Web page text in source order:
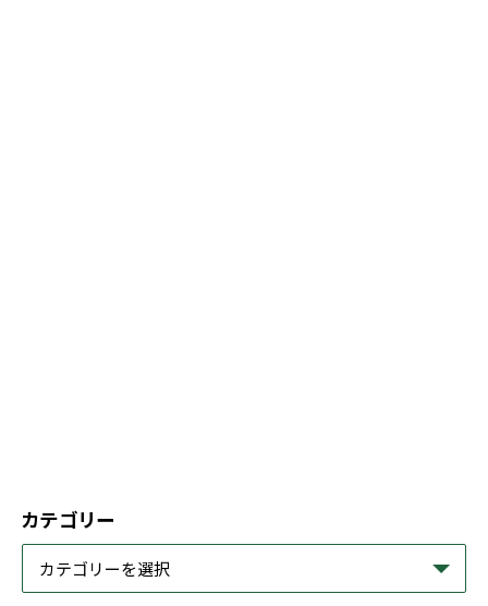
カテゴリー